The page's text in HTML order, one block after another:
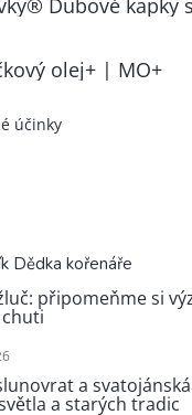
produktu je 5 z 5
olej+ | MO+
produktu je 5 z 5
účinky
Dědka kořenáře
připomeňme si
a
a starých tradic